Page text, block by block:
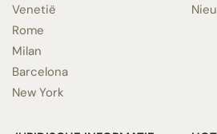
Venetië
Rome
Milan
Barcelona
New York